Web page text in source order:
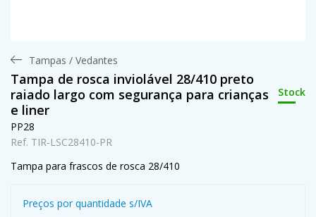
Tampas / Vedantes
Tampa de rosca inviolável 28/410 preto
raiado largo com segurança para crianças
e liner
Stock
PP28
Ref. TIR-LSC28410-PR
Tampa para frascos de rosca 28/410
Preços por quantidade s/IVA